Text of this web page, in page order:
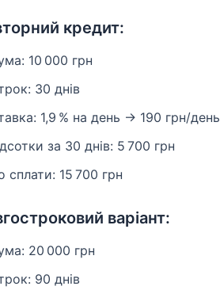
кредит:
10 000 грн
30 днів
1,9 % на день → 190 грн/день
за 30 днів: 5 700 грн
сплати: 15 700 грн
варіант:
20 000 грн
90 днів